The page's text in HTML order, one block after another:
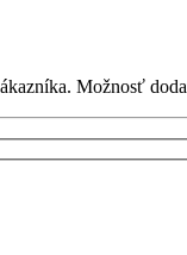
Možnosť